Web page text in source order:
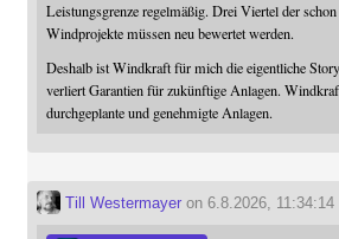
Leistungsgrenze regelmäßig. Drei Viertel der schon
Windprojekte müssen neu bewertet werden.
Deshalb ist Windkraft für mich die eigentliche
verliert Garantien für zukünftige Anlagen.
durchgeplante und genehmigte Anlagen.
Till Westermayeron 6.8.2026, 11:34:14